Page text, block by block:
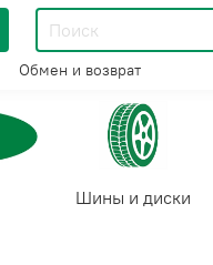
Обмен и возврат
Шины и диски